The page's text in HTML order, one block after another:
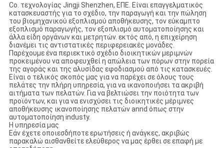
Co. τεχνολογίας Jingji Shenzhen, ΕΠΕ. Είναι επαγγελματικός
κατασκευαστής για το σχέδιο, την παραγωγή και την πώληση
του βιομηχανικού εξοπλισμού αποθήκευσης, τον εύκαμπτο
εξοπλισμό παραγωγής, τον εξοπλισμό αυτοματοποίησης και
άλλα είδη οργάνων και μετρητών. εκτός από, η επιχείρηση
διανέμει τις αντιστατικές περιφερειακές μονάδες.
Παρέχουμε ένα περιεκτικό σχέδιο διοικητικών μεριμνών
προκειμένου να αποφευχθεί η απώλεια των πόρων στην πορεία
της αγοράς και της αλυσίδας εφοδιασμού από τις κατασκευές.
Είναι ο τελικός σκοπός μας για να παρέχει σε όλους τους
πελάτες την πλήρη υπηρεσία, για να ικανοποιήσει τα ακριβή
αιτήματα των πελατών. Για να βελτιώσει την ποιότητα των
προϊόντων, και για να ενισχύσει τις διοικητικές μέριμνες
αποθήκευσης ικανοποίησης πελατών annd όπως στην
αυτοματοποίηση industy.
Η υπηρεσία μας
Εάν έχετε οποιεσδήποτε ερωτήσεις ή ανάγκες, ακριβώς
παρακαλώ αισθανθείτε ελεύθερος να μας έρθει σε επαφή με